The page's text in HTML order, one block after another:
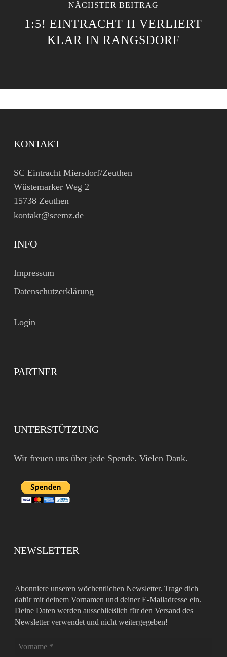
NÄCHSTER BEITRAG
1:5! EINTRACHT II VERLIERT
KLAR IN RANGSDORF
KONTAKT
SC Eintracht Miersdorf/Zeuthen
Wüstemarker Weg 2
15738 Zeuthen
kontakt@scemz.de
INFO
Impressum
Datenschutzerklärung
Login
PARTNER
UNTERSTÜTZUNG
Wir freuen uns über jede Spende. Vielen Dank.
NEWSLETTER
Abonniere unseren wöchentlichen Newsletter. Trage dich
dafür mit deinem Vornamen und deiner E-Mailadresse ein.
Deine Daten werden ausschließlich für den Versand des
Newsletter verwendet und nicht weitergegeben!